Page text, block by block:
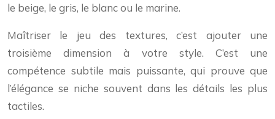
le beige, le gris, le blanc ou le marine.
Maîtriser le jeu des textures, c’est ajouter une
troisième dimension à votre style. C’est une
compétence subtile mais puissante, qui prouve que
l’élégance se niche souvent dans les détails les plus
tactiles.